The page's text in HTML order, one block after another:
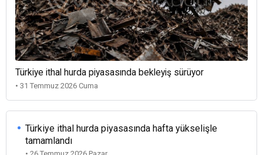
Türkiye ithal hurda piyasasında bekleyiş sürüyor
• 31 Temmuz 2026 Cuma
Türkiye ithal hurda piyasasında hafta yükselişle
tamamlandı